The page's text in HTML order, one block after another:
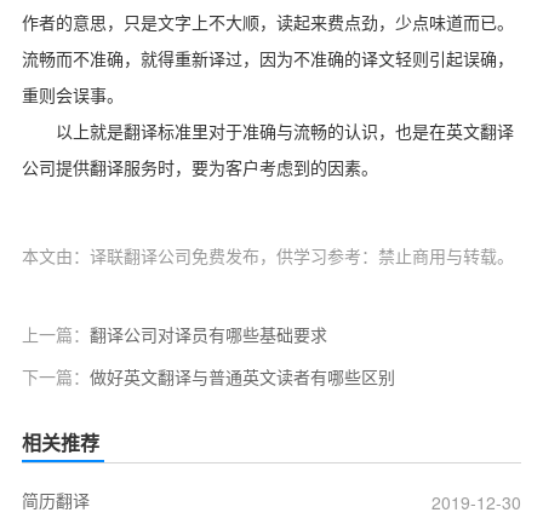
作者的意思，只是文字上不大顺，读起来费点劲，少点味道而已。
流畅而不准确，就得重新译过，因为不准确的译文轻则引起误确，
重则会误事。
以上就是翻译标准里对于准确与流畅的认识，也是在英文翻译
公司提供翻译服务时，要为客户考虑到的因素。
本文由：译联翻译公司免费发布，供学习参考：禁止商用与转载。
上一篇： 翻译公司对译员有哪些基础要求
下一篇： 做好英文翻译与普通英文读者有哪些区别
相关推荐
简历翻译
2019-12-30